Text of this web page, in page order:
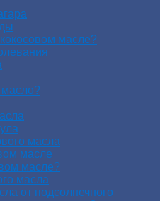
масле?
масло?
масла
масле
масле?
масла
от подсолнечного